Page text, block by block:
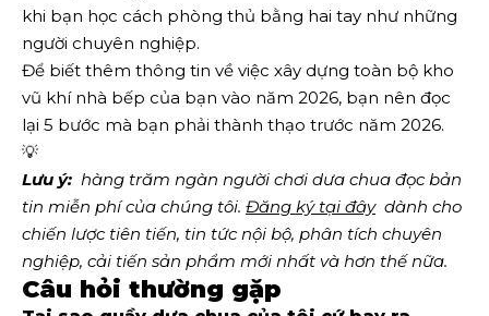
khi bạn học cách phòng thủ bằng hai tay như những
người chuyên nghiệp.
Để biết thêm thông tin về việc xây dựng toàn bộ kho
vũ khí nhà bếp của bạn vào năm 2026, bạn nên đọc
lại 5 bước mà bạn phải thành thạo trước năm 2026.
💡
Lưu ý:
  hàng trăm ngàn người chơi dưa chua đọc bản
tin miễn phí của chúng tôi. Đăng ký tại đây
  dành cho
chiến lược tiên tiến, tin tức nội bộ, phân tích chuyên
nghiệp, cải tiến sản phẩm mới nhất và hơn thế nữa.
Câu hỏi thường gặp